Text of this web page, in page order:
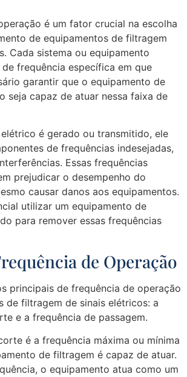
é um fator crucial na escolha
de equipamentos de filtragem
Cada sistema ou equipamento
frequência específica em que
garantir que o equipamento de
seja capaz de atuar nessa faixa de
é gerado ou transmitido, ele
de frequências indesejadas,
Essas frequências
prejudicar o desempenho do
causar danos aos equipamentos.
utilizar um equipamento de
para remover essas frequências
de Operação
principais de frequência de operação
de filtragem de sinais elétricos: a
e a frequência de passagem.
é a frequência máxima ou mínima
de filtragem é capaz de atuar.
o equipamento atua como um